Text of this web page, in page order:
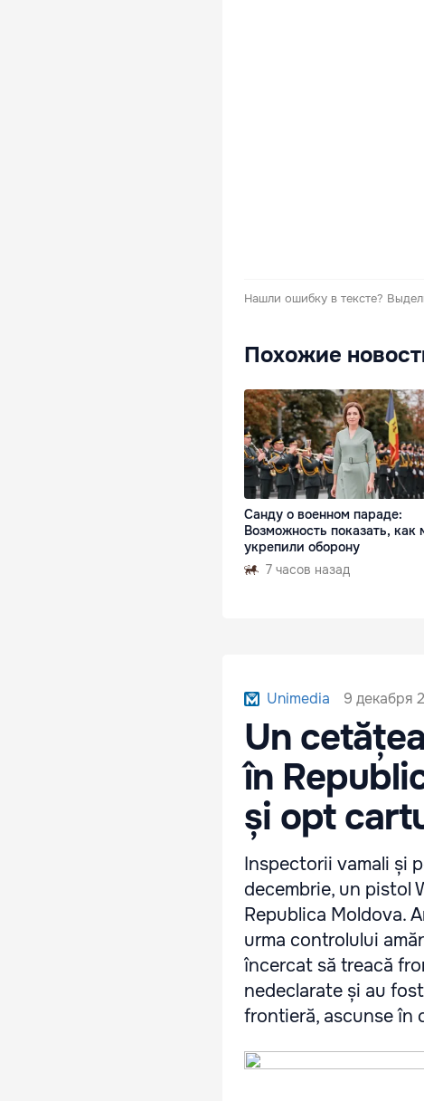
Нашли ошибку в тексте?
Похожие
Санду о военном параде:
Возможность показать, как
укрепили оборону
7 часов назад
Unimedia 9 декабря
Un
în
și opt
Inspectorii vamali și
decembrie, un pistol
Republica Moldova.
urma controlului
încercat să treacă
nedeclarate și au
frontieră, ascunse în